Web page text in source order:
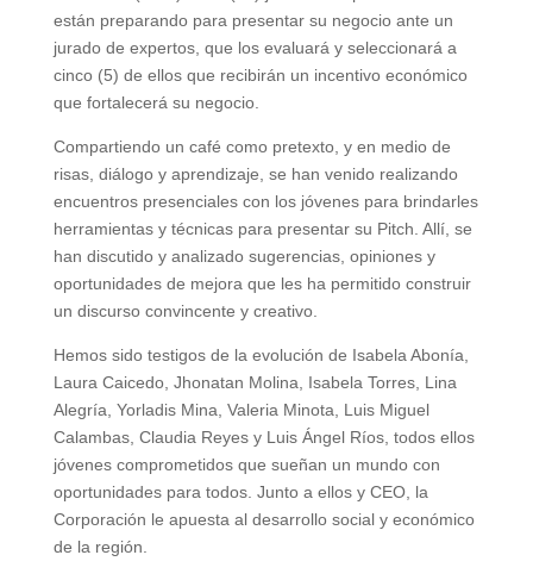
están preparando para presentar su negocio ante un
jurado de expertos, que los evaluará y seleccionará a
cinco (5) de ellos que recibirán un incentivo económico
que fortalecerá su negocio.
Compartiendo un café como pretexto, y en medio de
risas, diálogo y aprendizaje, se han venido realizando
encuentros presenciales con los jóvenes para brindarles
herramientas y técnicas para presentar su Pitch. Allí, se
han discutido y analizado sugerencias, opiniones y
oportunidades de mejora que les ha permitido construir
un discurso convincente y creativo.
Hemos sido testigos de la evolución de Isabela Abonía,
Laura Caicedo, Jhonatan Molina, Isabela Torres, Lina
Alegría, Yorladis Mina, Valeria Minota, Luis Miguel
Calambas, Claudia Reyes y Luis Ángel Ríos, todos ellos
jóvenes comprometidos que sueñan un mundo con
oportunidades para todos. Junto a ellos y CEO, la
Corporación le apuesta al desarrollo social y económico
de la región.